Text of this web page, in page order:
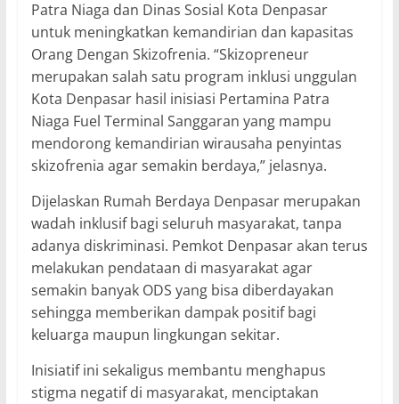
Patra Niaga dan Dinas Sosial Kota Denpasar
untuk meningkatkan kemandirian dan kapasitas
Orang Dengan Skizofrenia. “Skizopreneur
merupakan salah satu program inklusi unggulan
Kota Denpasar hasil inisiasi Pertamina Patra
Niaga Fuel Terminal Sanggaran yang mampu
mendorong kemandirian wirausaha penyintas
skizofrenia agar semakin berdaya,” jelasnya.
Dijelaskan Rumah Berdaya Denpasar merupakan
wadah inklusif bagi seluruh masyarakat, tanpa
adanya diskriminasi. Pemkot Denpasar akan terus
melakukan pendataan di masyarakat agar
semakin banyak ODS yang bisa diberdayakan
sehingga memberikan dampak positif bagi
keluarga maupun lingkungan sekitar.
Inisiatif ini sekaligus membantu menghapus
stigma negatif di masyarakat, menciptakan